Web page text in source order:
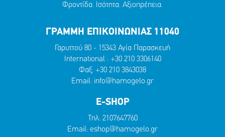
Φροντίδα. Ισότητα. Αξιοπρέπεια.
ΓΡΑΜΜΗ ΕΠΙΚΟΙΝΩΝΙΑΣ 11040
Γαρυττού 80 - 15343 Αγία Παρασκευή
International : +30 210 3306140
Φαξ: +30 210 3843038
Email: info@hamogelo.gr
E-SHOP
Τηλ: 2107647760
Email: eshop@hamogelo.gr